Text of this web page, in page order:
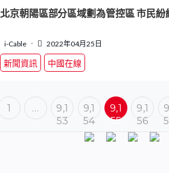
北京朝陽區部分區域劃為管控區 市民紛
i-Cable 2022年04月25日
新聞資訊 中國在線
1 …
9,1
53
9,1
54
9,1
55
9,1
56